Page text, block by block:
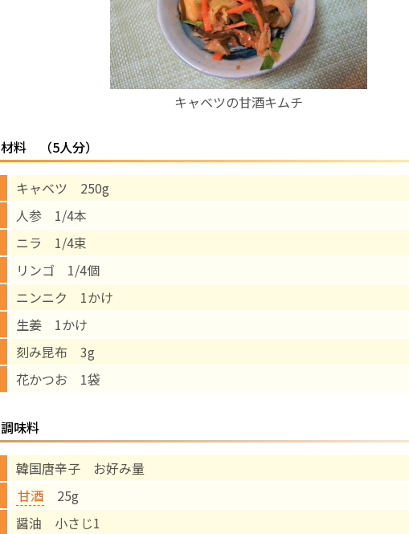
キャベツの甘酒キムチ
材料 （5人分）
キャベツ 250g
人参 1/4本
ニラ 1/4束
リンゴ 1/4個
ニンニク 1かけ
生姜 1かけ
刻み昆布 3g
花かつお 1袋
調味料
韓国唐辛子 お好み量
甘酒 25g
醤油 小さじ1
親と子の結びつき支援
母乳育児
予防接種
‘さんルーム’ でさまざまな講座・クラス
医師プロフィール
English Page